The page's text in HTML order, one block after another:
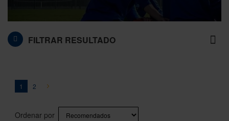
FILTRAR RESULTADO
Página
You're currently reading page
1 Página
2
Ordenar por